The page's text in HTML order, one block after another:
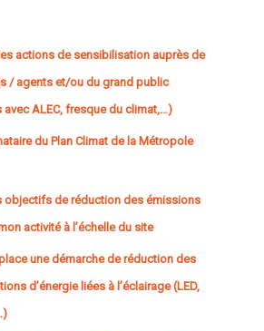
actions de sensibilisation auprès de
/ agents et/ou du grand public
avec ALEC, fresque du climat,…)
du Plan Climat de la Métropole
objectifs de réduction des émissions
activité à l’échelle du site
une démarche de réduction des
d’énergie liées à l’éclairage (LED,